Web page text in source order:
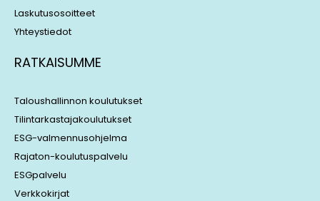
Laskutusosoitteet
Yhteystiedot
RATKAISUMME
Taloushallinnon koulutukset
Tilintarkastajakoulutukset
ESG-valmennusohjelma
Rajaton-koulutuspalvelu
ESGpalvelu
Verkkokirjat